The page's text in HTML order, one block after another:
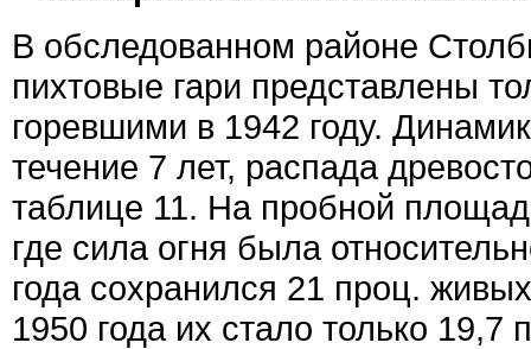
В обследованном районе
пихтовые гари представлены
горевшими в 1942 году.
течение 7 лет, распада
таблице 11. На пробной
где сила огня была
года сохранился 21 проц.
1950 года их стало только 19,7